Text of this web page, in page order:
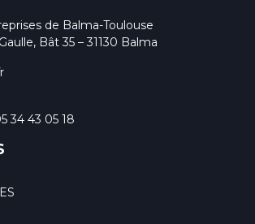
de Balma-Toulouse
Bât 35 – 31130 Balma
34 43 05 18